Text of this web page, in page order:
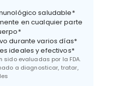
saludable*
en cualquier parte
durante varios días*
ideales y efectivos*
evaluadas por la FDA.
a diagnosticar, tratar,